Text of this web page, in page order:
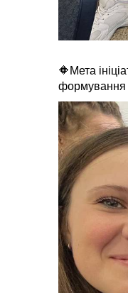
🔶Мета
формування